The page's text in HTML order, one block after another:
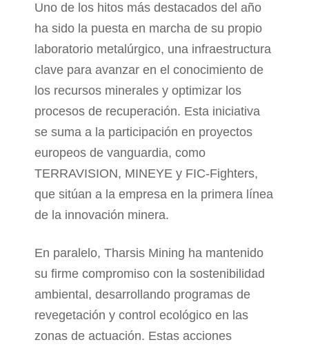
Uno de los hitos más destacados del año
ha sido la puesta en marcha de su propio
laboratorio metalúrgico, una infraestructura
clave para avanzar en el conocimiento de
los recursos minerales y optimizar los
procesos de recuperación. Esta iniciativa
se suma a la participación en proyectos
europeos de vanguardia, como
TERRAVISION, MINEYE y FIC-Fighters,
que sitúan a la empresa en la primera línea
de la innovación minera.
En paralelo, Tharsis Mining ha mantenido
su firme compromiso con la sostenibilidad
ambiental, desarrollando programas de
revegetación y control ecológico en las
zonas de actuación. Estas acciones